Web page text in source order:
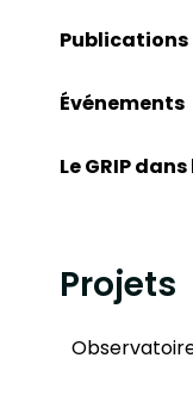
Publications
Événements
Le GRIP
Projets